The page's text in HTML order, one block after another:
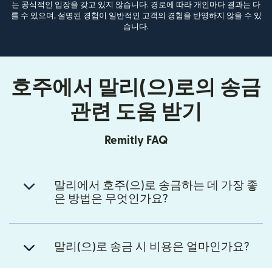
는 공식적인 입장을 갖고 있지 않습니다. 경로에 따라 개인마다 결과는 다
를 수 있으며, 설명된 경험이 일반적인 고객의 경험을 반영하지 않을 수 있
습니다.
호주에서 말리(으)로의 송금
관련 도움 받기
Remitly FAQ
말리에서 호주(으)로 송금하는 데 가장 좋
은 방법은 무엇인가요?
말리(으)로 송금 시 비용은 얼마인가요?